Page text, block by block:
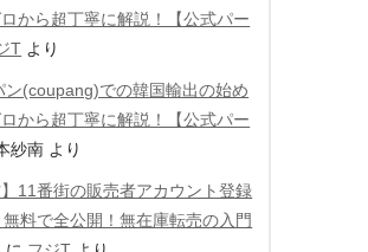
から超丁寧に解説！【公式パー
T より
ン(coupang)での韓国輸出の始め
から超丁寧に解説！【公式パー
紗南 より
】11番街の販売者アカウント登録
料で全公開！無在庫転売の入門